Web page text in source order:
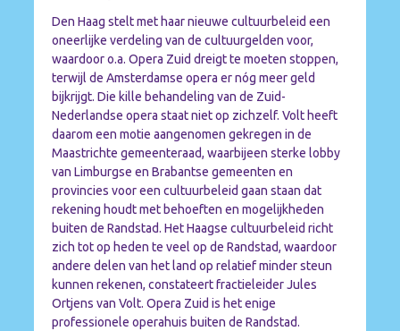
Den Haag stelt met haar nieuwe cultuurbeleid een
oneerlijke verdeling van de cultuurgelden voor,
waardoor o.a. Opera Zuid dreigt te moeten stoppen,
terwijl de Amsterdamse opera er nóg meer geld
bijkrijgt. Die kille behandeling van de Zuid-
Nederlandse opera staat niet op zichzelf. Volt heeft
daarom een motie aangenomen gekregen in de
Maastrichte gemeenteraad, waarbijeen sterke lobby
van Limburgse en Brabantse gemeenten en
provincies voor een cultuurbeleid gaan staan dat
rekening houdt met behoeften en mogelijkheden
buiten de Randstad. Het Haagse cultuurbeleid richt
zich tot op heden te veel op de Randstad, waardoor
andere delen van het land op relatief minder steun
kunnen rekenen, constateert fractieleider Jules
Ortjens van Volt. Opera Zuid is het enige
professionele operahuis buiten de Randstad.